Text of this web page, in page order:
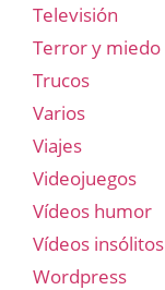
Televisión
Terror y miedo
Trucos
Varios
Viajes
Videojuegos
Vídeos humor
Vídeos insólitos
Wordpress